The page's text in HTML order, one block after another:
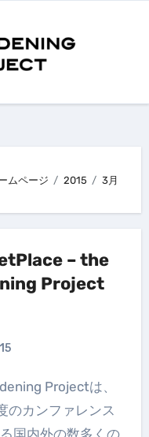
ムページ 2015 3月
– the
Project
のカンファレンス
国内外の数多くの